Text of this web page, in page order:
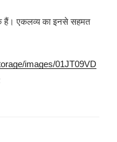
हैं। एकलव्य का इनसे सहमत
images/01JT09VD